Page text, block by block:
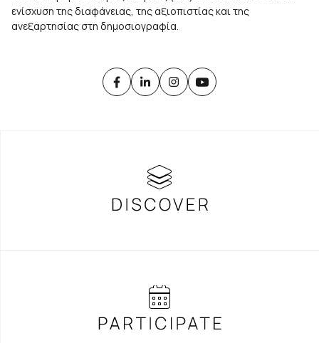
ενίσχυση της διαφάνειας, της αξιοπιστίας και της
ανεξαρτησίας στη δημοσιογραφία.